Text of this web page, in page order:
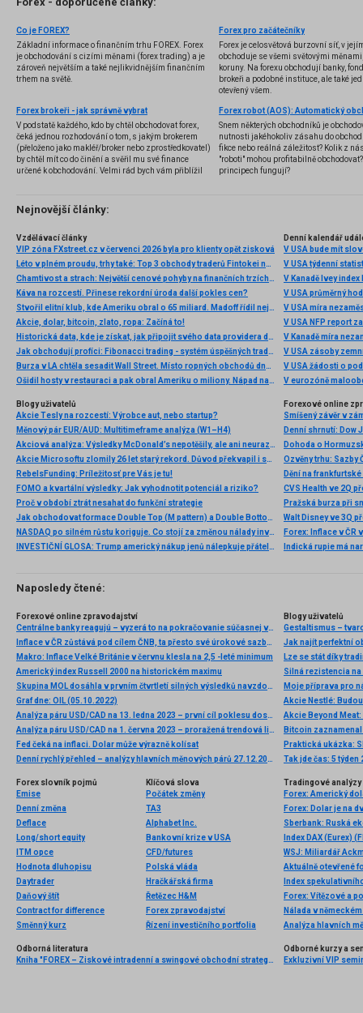
Co je FOREX?
Základní informace o finančním trhu FOREX. Forex
je obchodování s cizími měnami (forex trading) a je
zároveň největším a také nejlikvidnějším finančním
trhem na světě.
Forex pro začátečníky
Forex je celosvětová burzovní síť, v
obchoduje se všemi světovými
koruny. Na forexu obchodují banky,
brokeři a podobné instituce, ale také
otevřený všem.
Forex brokeři - jak správně vybrat
V podstatě každého, kdo by chtěl obchodovat forex,
čeká jednou rozhodování o tom, s jakým brokerem
(přeloženo jako makléř/broker nebo zprostředkovatel)
by chtěl mít co do činění a svěřil mu své finance
určené k obchodování. Velmi rád bych vám přiblížil
několik příkladů nejznámějších z nich.
Snem některých obchodníků je
nutnosti jakéhokoliv zásahu do
fikce nebo reálná záležitost? Kolik z
"roboti" mohou profitabilně
principech fungují?
Nejnovější články:
Vzdělávací články
VIP zóna FXstreet.cz v červenci 2026 byla pro klienty opět zisková
Léto v plném proudu, trhy také: Top 3 obchody traderů Fintokei na indexech a zlatě
Chamtivost a strach: Největší cenové pohyby na finančních trzích (červenec 2026)
Káva na rozcestí. Přinese rekordní úroda další pokles cen?
Stvořil elitní klub, kde Ameriku obral o 65 miliard. Madoff řídil největší Ponzi dějin
Akcie, dolar, bitcoin, zlato, ropa: Začíná to!
Historická data, kde je získat, jak připojit svého data providera do MultiCharts a proč je budeme potřebovat? (4. díl)
Jak obchodují profíci: Fibonacci trading - systém úspěšných traderů
Burza v LA chtěla sesadit Wall Street. Místo ropných obchodů dnes místem duní basy
Ošidil hosty v restauraci a pak obral Ameriku o miliony. Nápad na obří podvod dostal Ponzi náhodou
Denní kalendář
V USA bude mít
V USA týdenní
V Kanadě Ivey index
V USA průměrný
V USA míra
V USA NFP report
V Kanadě míra
V USA zásoby
V USA žádosti o
V eurozóně
Blogy uživatelů
Akcie Tesly na rozcestí: Výrobce aut, nebo startup?
Měnový pár EUR/AUD: Multitimeframe analýza (W1–H4)
Akciová analýza: Výsledky McDonald’s nepotěšily, ale ani neurazily. Jakou vizi společnost prezentovala?
Akcie Microsoftu zlomily 26 let starý rekord. Důvod překvapil i samotné investory
RebelsFunding: Príležitosť pre Vás je tu!
FOMO a kvartální výsledky: Jak vyhodnotit potenciál a riziko?
Proč v období ztrát nesahat do funkční strategie
Jak obchodovat formace Double Top (M pattern) a Double Bottom (W pattern)
NASDAQ po silném růstu koriguje. Co stojí za změnou nálady investorů?
INVESTIČNÍ GLOSA: Trump americký nákup jenů nálepkuje přátelstvím. Pravda je jinde
Forexové online
Smíšený závěr v
Dohoda o
Pražská burza při
Naposledy čtené:
Forexové online zpravodajství
Centrálne banky reagujú – vyzerá to na pokračovanie súčasnej vlny globálneho uvoľňovania
Inflace v ČR zůstává pod cílem ČNB, ta přesto své úrokové sazby snižovat nebude. Obává se inflačních tlaků ve službách a obecněji v jádrových položkách
Makro: Inflace Velké Británie v červnu klesla na 2,5 -leté minimum
Americký index Russell 2000 na historickém maximu
Skupina MOL dosáhla v prvním čtvrtletí silných výsledků navzdory náročnému geopolitickému prostředí a krizím v dodávkách energií
Graf dne: OIL (05.10.2022)
Analýza páru USD/CAD na 13. ledna 2023 – první cíl poklesu dosažen
Analýza páru USD/CAD na 1. června 2023 – proražená trendová linie a potenciál dalšího poklesu
Fed čeká na inflaci. Dolar může výrazně kolísat
Denní rychlý přehled – analýzy hlavních měnových párů 27.12.2013
Blogy uživatelů
Gestaltismus –
Jak najít perfektní
Lze se stát díky
Moje příprava pro
Akcie Nestlé:
Akcie Beyond
Bitcoin
Praktická ukázka:
Tak jde čas: 5 týden
Forex slovník pojmů
Emise
Denní změna
Deflace
Long/short equity
ITM opce
Hodnota dluhopisu
Daytrader
Daňový štít
Contract for difference
Směnný kurz
Klíčová slova
Počátek změny
TA3
Alphabet Inc.
Bankovní krize v USA
CFD/futures
Polská vláda
Hračkářská firma
Řetězec H&M
Forex zpravodajství
Řízení investičního portfolia
Tradingové analýzy
Sberbank: Ruská
Index DAX (Eurex)
Aktuálně otevřené
Index
Forex: Vítězové a
Nálada v
Analýza hlavních
Odborná literatura
Kniha "FOREX – Ziskové intradenní a swingové obchodní strategie" od Kathy Lien vychází v češtině!
Odborné kurzy a
Exkluzivní VIP